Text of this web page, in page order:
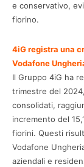
e conservativo,
fiorino.
4iG registra una
Vodafone
Il Gruppo 4iG ha
trimestre del
consolidati,
incremento del
fiorini. Questi
Vodafone
aziendali e